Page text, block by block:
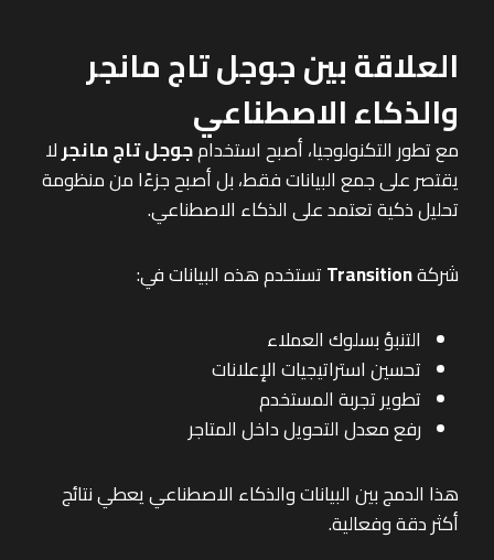
العلاقة بين جوجل تاج مانجر
والذكاء الاصطناعي
مع تطور التكنولوجيا، أصبح استخدامجوجل تاج مانجرلا
يقتصر على جمع البيانات فقط، بل أصبح جزءًا من منظومة
تحليل ذكية تعتمد على الذكاء الاصطناعي.
شركةTransitionتستخدم هذه البيانات في:
التنبؤ بسلوك العملاء
تحسين استراتيجيات الإعلانات
تطوير تجربة المستخدم
رفع معدل التحويل داخل المتاجر
هذا الدمج بين البيانات والذكاء الاصطناعي يعطي نتائج
أكثر دقة وفعالية.